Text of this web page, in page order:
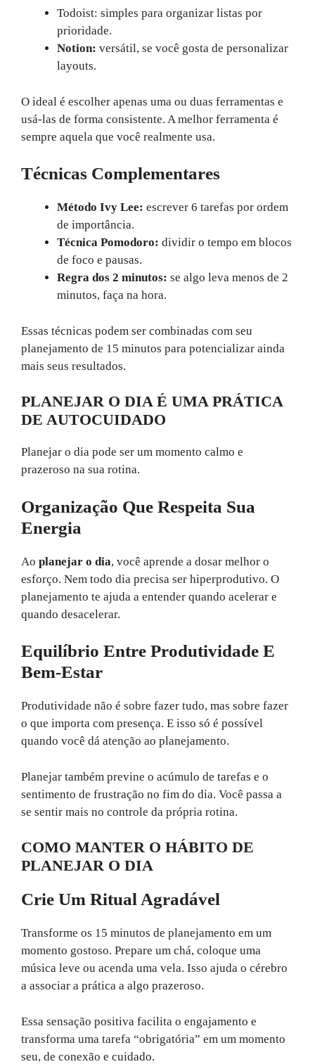
Todoist: simples para organizar listas por
prioridade.
Notion: versátil, se você gosta de personalizar
layouts.
O ideal é escolher apenas uma ou duas ferramentas e
usá-las de forma consistente. A melhor ferramenta é
sempre aquela que você realmente usa.
Técnicas Complementares
Método Ivy Lee: escrever 6 tarefas por ordem
de importância.
Técnica Pomodoro: dividir o tempo em blocos
de foco e pausas.
Regra dos 2 minutos: se algo leva menos de 2
minutos, faça na hora.
Essas técnicas podem ser combinadas com seu
planejamento de 15 minutos para potencializar ainda
mais seus resultados.
PLANEJAR O DIA É UMA PRÁTICA
DE AUTOCUIDADO
Planejar o dia pode ser um momento calmo e
prazeroso na sua rotina.
Organização Que Respeita Sua
Energia
Ao planejar o dia, você aprende a dosar melhor o
esforço. Nem todo dia precisa ser hiperprodutivo. O
planejamento te ajuda a entender quando acelerar e
quando desacelerar.
Equilíbrio Entre Produtividade E
Bem-Estar
Produtividade não é sobre fazer tudo, mas sobre fazer
o que importa com presença. E isso só é possível
quando você dá atenção ao planejamento.
Planejar também previne o acúmulo de tarefas e o
sentimento de frustração no fim do dia. Você passa a
se sentir mais no controle da própria rotina.
COMO MANTER O HÁBITO DE
PLANEJAR O DIA
Crie Um Ritual Agradável
Transforme os 15 minutos de planejamento em um
momento gostoso. Prepare um chá, coloque uma
música leve ou acenda uma vela. Isso ajuda o cérebro
a associar a prática a algo prazeroso.
Essa sensação positiva facilita o engajamento e
transforma uma tarefa “obrigatória” em um momento
seu, de conexão e cuidado.